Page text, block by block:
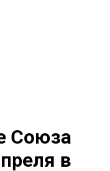
Союза
в